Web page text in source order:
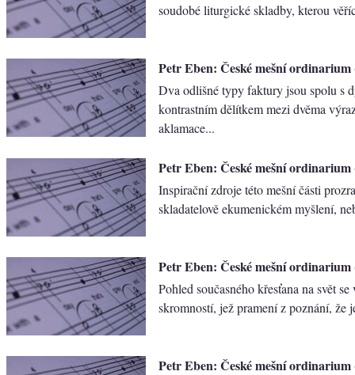
soudobé liturgické skladby, kterou
Petr Eben: České mešní ordinarium
Dva odlišné typy faktury jsou spolu s
kontrastním dělítkem mezi dvěma
aklamace...
Petr Eben: České mešní ordinarium
Inspirační zdroje této mešní části
skladatelově ekumenickém myšlení,
Petr Eben: České mešní ordinarium
Pohled současného křesťana na svět
skromností, jež pramení z poznání, že
Petr Eben: České mešní ordinarium